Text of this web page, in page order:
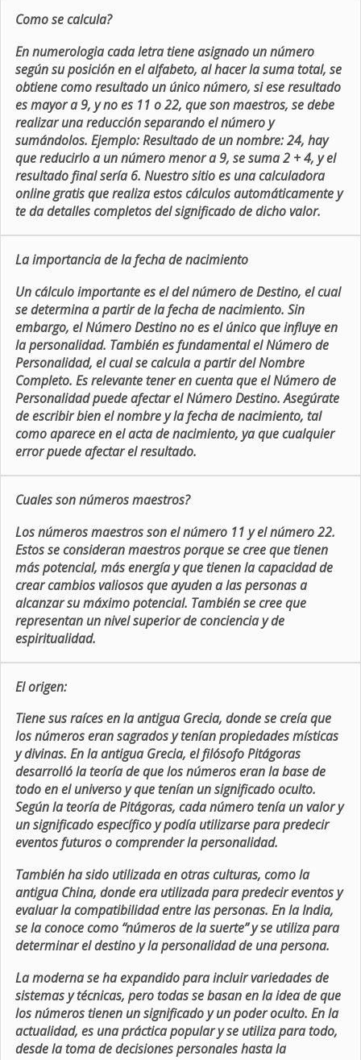
Como se calcula?
En numerologia cada letra tiene asignado un número
según su posición en el alfabeto, al hacer la suma total, se
obtiene como resultado un único número, si ese resultado
es mayor a 9, y no es 11 o 22, que son maestros, se debe
realizar una reducción separando el número y
sumándolos. Ejemplo: Resultado de un nombre: 24, hay
que reducirlo a un número menor a 9, se suma 2 + 4, y el
resultado final sería 6. Nuestro sitio es una calculadora
online gratis que realiza estos cálculos automáticamente y
te da detalles completos del significado de dicho valor.
La importancia de la fecha de nacimiento
Un cálculo importante es el del número de Destino, el cual
se determina a partir de la fecha de nacimiento. Sin
embargo, el Número Destino no es el único que influye en
la personalidad. También es fundamental el Número de
Personalidad, el cual se calcula a partir del Nombre
Completo. Es relevante tener en cuenta que el Número de
Personalidad puede afectar el Número Destino. Asegúrate
de escribir bien el nombre y la fecha de nacimiento, tal
como aparece en el acta de nacimiento, ya que cualquier
error puede afectar el resultado.
Cuales son números maestros?
Los números maestros son el número 11 y el número 22.
Estos se consideran maestros porque se cree que tienen
más potencial, más energía y que tienen la capacidad de
crear cambios valiosos que ayuden a las personas a
alcanzar su máximo potencial. También se cree que
representan un nivel superior de conciencia y de
espiritualidad.
El origen:
Tiene sus raíces en la antigua Grecia, donde se creía que
los números eran sagrados y tenían propiedades místicas
y divinas. En la antigua Grecia, el filósofo Pitágoras
desarrolló la teoría de que los números eran la base de
todo en el universo y que tenían un significado oculto.
Según la teoría de Pitágoras, cada número tenía un valor y
un significado específico y podía utilizarse para predecir
eventos futuros o comprender la personalidad.
También ha sido utilizada en otras culturas, como la
antigua China, donde era utilizada para predecir eventos y
evaluar la compatibilidad entre las personas. En la India,
se la conoce como “números de la suerte” y se utiliza para
determinar el destino y la personalidad de una persona.
La moderna se ha expandido para incluir variedades de
sistemas y técnicas, pero todas se basan en la idea de que
los números tienen un significado y un poder oculto. En la
actualidad, es una práctica popular y se utiliza para todo,
desde la toma de decisiones personales hasta la